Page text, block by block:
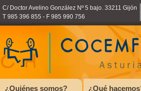
C/ Doctor Avelino González Nº 5 bajo. 33211 Gijón
T 985 396 855 - F 985 990 756
¿Quiénes somos? ¿Qué